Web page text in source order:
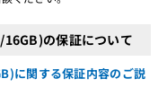
の保証について
関する保証内容のご説